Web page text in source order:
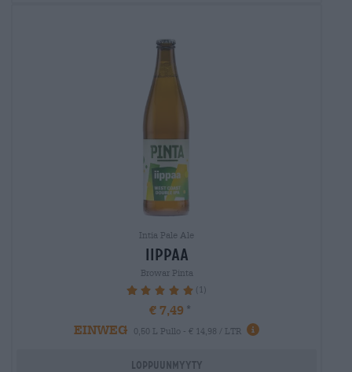
Intia Pale Ale
iippaa
Browar Pinta
100% (1)
€ 7,49
EINWEG
0,50 L Pullo - € 14,98 / LTR
Loppuunmyyty